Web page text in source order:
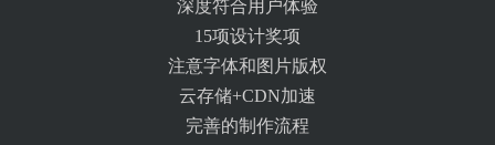
深度符合用户体验
15项设计奖项
注意字体和图片版权
云存储+CDN加速
完善的制作流程